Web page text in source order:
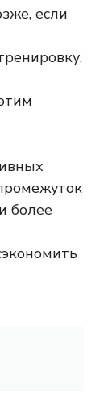
если
более